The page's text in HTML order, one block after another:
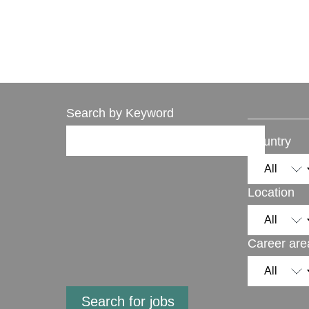
Search by Keyword
Country
Location
Career